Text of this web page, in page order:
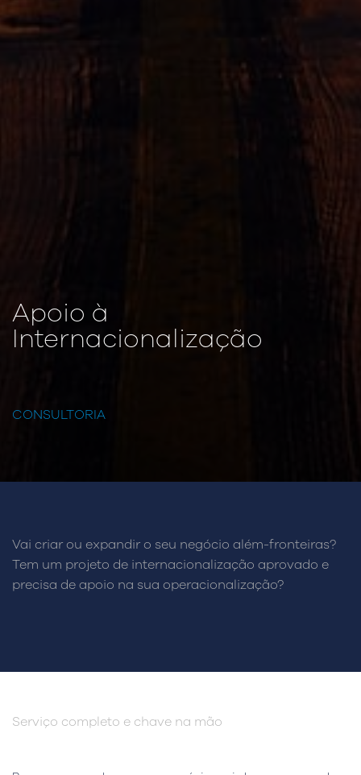
Apoio à
Internacionalização
CONSULTORIA
Vai criar ou expandir o seu negócio além-fronteiras?
Tem um projeto de internacionalização aprovado e
precisa de apoio na sua operacionalização?
Serviço completo e chave na mão